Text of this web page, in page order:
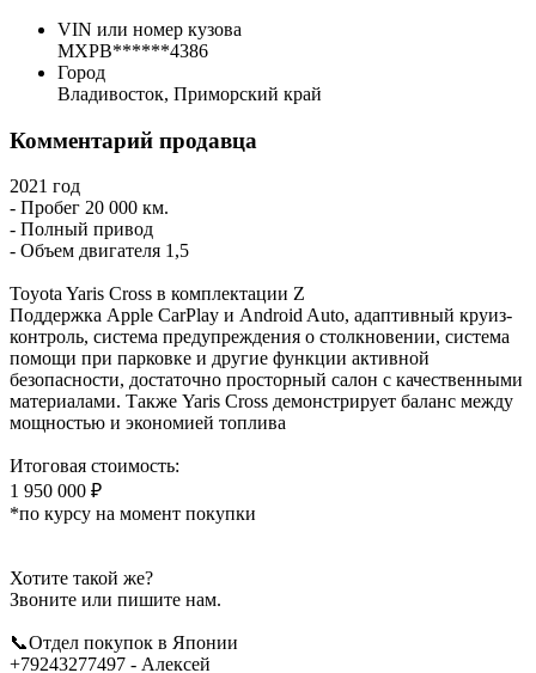
VIN или номер кузова
MXPB******4386
Город
Владивосток, Приморский край
Комментарий продавца
2021 год
- Пробег 20 000 км.
- Полный привод
- Объем двигателя 1,5
Toyota Yaris Cross в комплектации Z
Поддержка Apple CarPlay и Android Auto, адаптивный круиз-
контроль, система предупреждения о столкновении, система
помощи при парковке и другие функции активной
безопасности, достаточно просторный салон с качественными
материалами. Также Yaris Cross демонстрирует баланс между
мощностью и экономией топлива
Итоговая стоимость:
1 950 000 ₽
*по курсу на момент покупки
Хотите такой же?
Звоните или пишите нам.
📞Отдел покупок в Японии
+79243277497 - Алексей